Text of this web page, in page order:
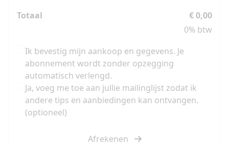
Totaal
€ 0,00
0% btw
Ik bevestig mijn aankoop en gegevens. Je
abonnement wordt zonder opzegging
automatisch verlengd.
Ja, voeg me toe aan jullie mailinglijst zodat ik
andere tips en aanbiedingen kan ontvangen.
(optioneel)
Afrekenen